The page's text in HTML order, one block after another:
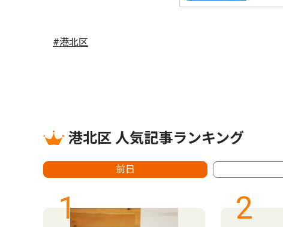
#港北区
港北区 人気記事ランキング
前日
1 2